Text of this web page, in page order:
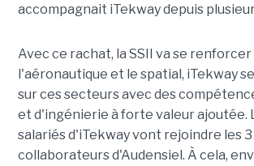
accompagnait iTekway depuis
Avec ce rachat, la SSII va se renforcer
l'aéronautique et le spatial, iTekway
sur ces secteurs avec des
et d'ingénierie à forte valeur ajoutée.
salariés d'iTekway vont rejoindre les
collaborateurs d'Audensiel. À cela,